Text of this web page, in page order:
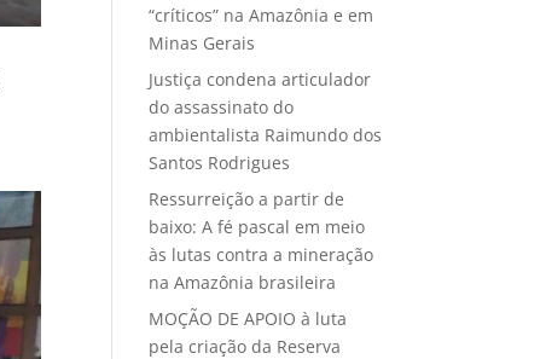
“críticos” na Amazônia e em
Minas Gerais
Justiça condena articulador
do assassinato do
ambientalista Raimundo dos
Santos Rodrigues
Ressurreição a partir de
baixo: A fé pascal em meio
às lutas contra a mineração
na Amazônia brasileira
MOÇÃO DE APOIO à luta
pela criação da Reserva